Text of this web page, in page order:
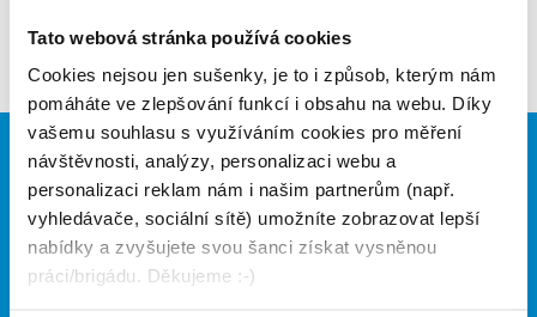
Tato webová stránka používá cookies
Cookies nejsou jen sušenky, je to i způsob, kterým nám
pomáháte ve zlepšování funkcí i obsahu na webu. Díky
vašemu souhlasu s využíváním cookies pro měření
návštěvnosti, analýzy, personalizaci webu a
personalizaci reklam nám i našim partnerům (např.
vyhledávače, sociální sítě) umožníte zobrazovat lepší
nabídky a zvyšujete svou šanci získat vysněnou
práci/brigádu. Děkujeme :-)
Zpět
Brigádníci
Články
Hledané brigády
Firmy
Vložit inzerát
Ceník